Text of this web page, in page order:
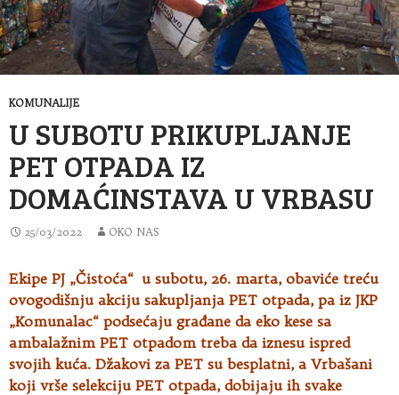
KOMUNALIJE
U SUBOTU PRIKUPLJANJE
PET OTPADA IZ
DOMAĆINSTAVA U VRBASU
25/03/2022 OKO NAS
Ekipe PJ „Čistoća“ u subotu, 26. marta, obaviće treću
ovogodišnju akciju sakupljanja PET otpada, pa iz JKP
„Komunalac“ podsećaju građane da eko kese sa
ambalažnim PET otpadom treba da iznesu ispred
svojih kuća. Džakovi za PET su besplatni, a Vrbašani
koji vrše selekciju PET otpada, dobijaju ih svake